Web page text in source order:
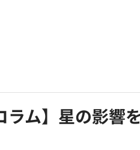
ラム】星の影